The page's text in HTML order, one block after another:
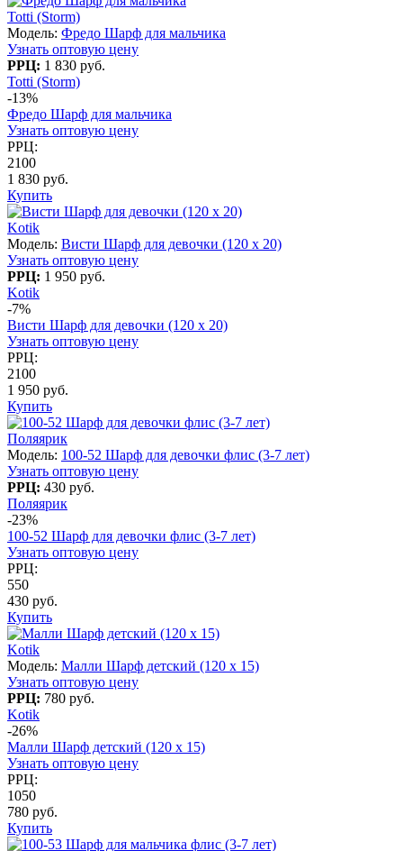
Totti (Storm)
Модель: Фредо Шарф для мальчика
Узнать оптовую цену
РРЦ: 1 830 руб.
Totti (Storm)
-13%
Фредо Шарф для мальчика
Узнать оптовую цену
РРЦ:
2100
1 830 руб.
Купить
Kotik
Модель: Висти Шарф для девочки (120 х 20)
Узнать оптовую цену
РРЦ: 1 950 руб.
Kotik
-7%
Висти Шарф для девочки (120 х 20)
Узнать оптовую цену
РРЦ:
2100
1 950 руб.
Купить
Поляярик
Модель: 100-52 Шарф для девочки флис (3-7 лет)
Узнать оптовую цену
РРЦ: 430 руб.
Поляярик
-23%
100-52 Шарф для девочки флис (3-7 лет)
Узнать оптовую цену
РРЦ:
550
430 руб.
Купить
Kotik
Модель: Малли Шарф детский (120 х 15)
Узнать оптовую цену
РРЦ: 780 руб.
Kotik
-26%
Малли Шарф детский (120 х 15)
Узнать оптовую цену
РРЦ:
1050
780 руб.
Купить